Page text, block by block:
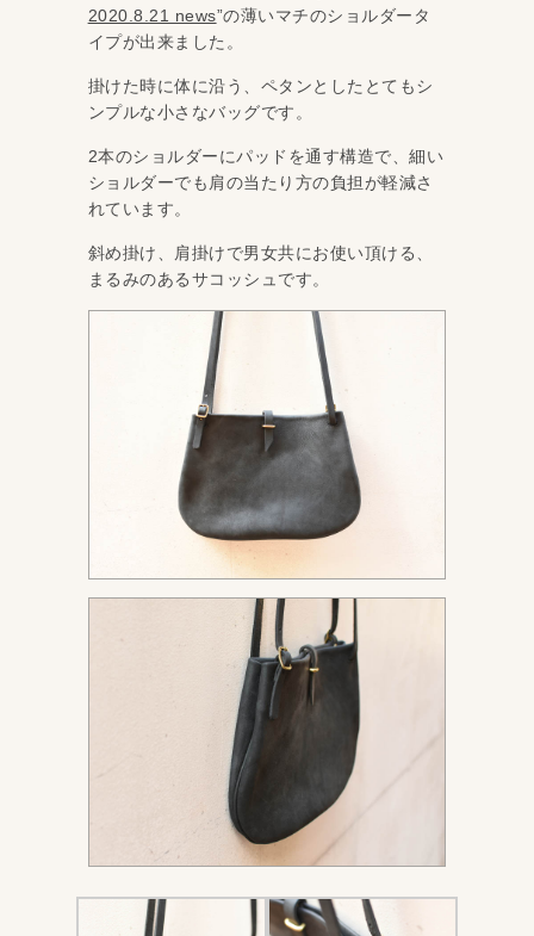
2020.8.21 news”の薄いマチのショルダータ
イプが出来ました。
掛けた時に体に沿う、ペタンとしたとてもシ
ンプルな小さなバッグです。
2本のショルダーにパッドを通す構造で、細い
ショルダーでも肩の当たり方の負担が軽減さ
れています。
斜め掛け、肩掛けで男女共にお使い頂ける、
まるみのあるサコッシュです。